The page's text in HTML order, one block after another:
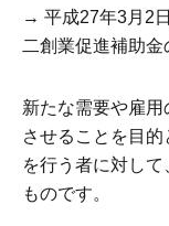
→ 平成27年3月2
二創業促進補助
新たな需要や雇
させることを目的
を行う者に対し
ものです。